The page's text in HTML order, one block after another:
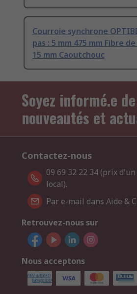
Courroie synchrone
pas : 5 mm 475 mm Fibre
15 mm Caoutchouc
Soyez informé.e
nouveautés et
Contactez-nous
09 69 32 22 34 (prix
local).
Par e-mail dans Aide &
Retrouvez-nous sur
Nous acceptons